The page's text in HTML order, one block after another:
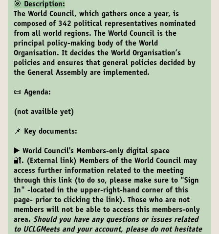
🎯 Description:
The World Council, which gathers once a year, is
composed of 342 political representatives nominated
from all world regions. The World Council is the
principal policy-making body of the World
Organisation. It decides the World Organisation’s
policies and ensures that general policies decided by
the General Assembly are implemented.
📜 Agenda:
(not availble yet)
📌 Key documents:
▶️ World Council's Members-only digital space
🔐. (External link) Members of the World Council may
access further information related to the meeting
through this link (to do so, please make sure to "Sign
In" -located in the upper-right-hand corner of this
page- prior to clicking the link). Those who are not
members will not be able to access this members-only
area. Should you have any questions or issues related
to UCLGMeets and your account, please do not hesitate